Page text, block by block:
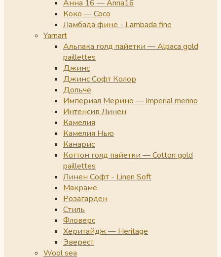
Анна 16 — Anna16
Коко — Coco
Ламбада фине - Lambada fine
Yarnart
Альпака голд пайетки — Alpaca gold
paillettes
Джинс
Джинс Софт Колор
Дольче
Империал Мерино — Imperial merino
Интенсив Линен
Камелия
Камелия Нью
Канарис
Коттон голд пайетки — Cotton gold
paillettes
Линен Софт - Linen Soft
Макраме
Розагарден
Стиль
Фловерс
Херитайдж — Heritage
Эверест
Wool sea